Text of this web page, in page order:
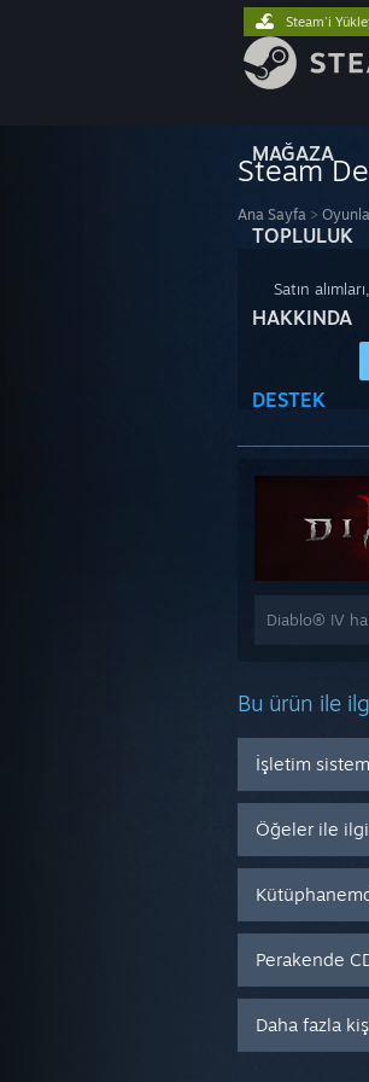
MAĞAZA
TOPLULUK
HAKKINDA
DESTEK
Steam'i
Steam
Ana Sayfa >
Satın
Diablo® IV
Bu ürün ile
İşletim
Öğeler ile
Perakende
Daha fazla